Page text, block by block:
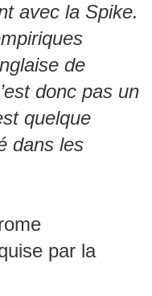
avec la Spike.
de
donc pas un
quelque
dans les
par la